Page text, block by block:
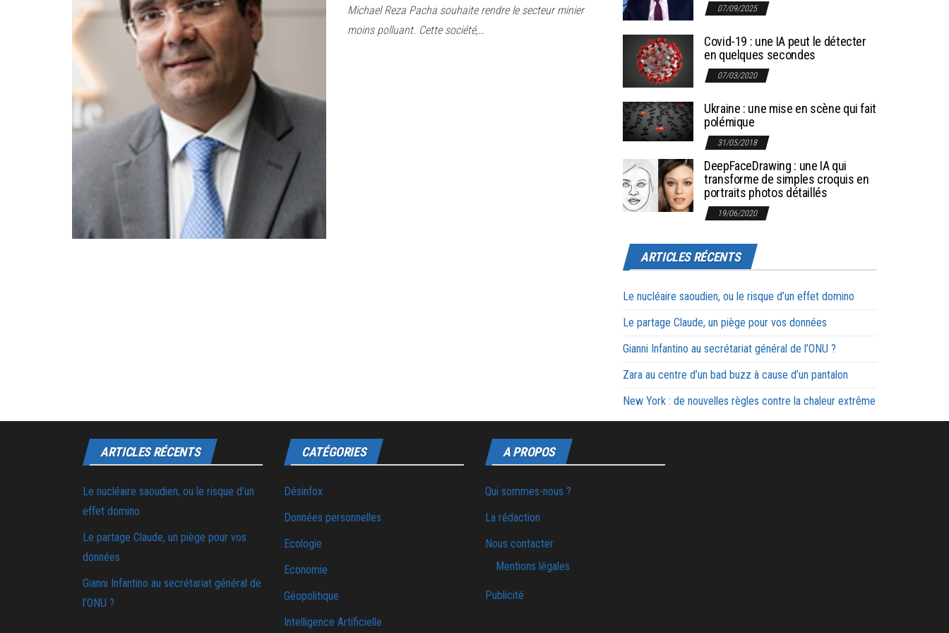
Michael Reza Pacha souhaite rendre le secteur minier
moins polluant. Cette société,…
07/09/2025
Covid-19 : une IA peut le détecter
en quelques secondes
07/03/2020
Ukraine : une mise en scène qui fait
polémique
31/05/2018
DeepFaceDrawing : une IA qui
transforme de simples croquis en
portraits photos détaillés
19/06/2020
ARTICLES RÉCENTS
Le nucléaire saoudien, ou le risque d’un effet domino
Le partage Claude, un piège pour vos données
Gianni Infantino au secrétariat général de l’ONU ?
Zara au centre d’un bad buzz à cause d’un pantalon
New York : de nouvelles règles contre la chaleur extrême
ARTICLES RÉCENTS
Le nucléaire saoudien, ou le risque d’un
effet domino
Le partage Claude, un piège pour vos
données
Gianni Infantino au secrétariat général de
l’ONU ?
CATÉGORIES
Désinfox
Données personnelles
Ecologie
Economie
Géopolitique
Intelligence Artificielle
A PROPOS
Qui sommes-nous ?
La rédaction
Nous contacter
Mentions légales
Publicité